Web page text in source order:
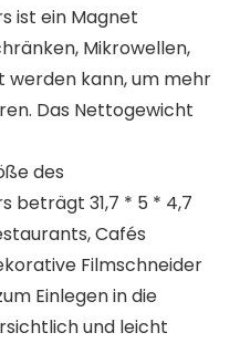
ist ein Magnet
Mikrowellen,
werden kann, um mehr
Das Nettogewicht
des
beträgt 31,7 * 5 * 4,7
Cafés
Filmschneider
Einlegen in die
und leicht